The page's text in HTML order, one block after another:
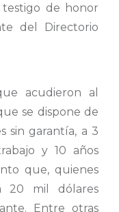
de honor
del Directorio
acudieron al
se dispone de
sin garantía, a 3
y 10 años
que, quienes
20 mil dólares
Entre otras